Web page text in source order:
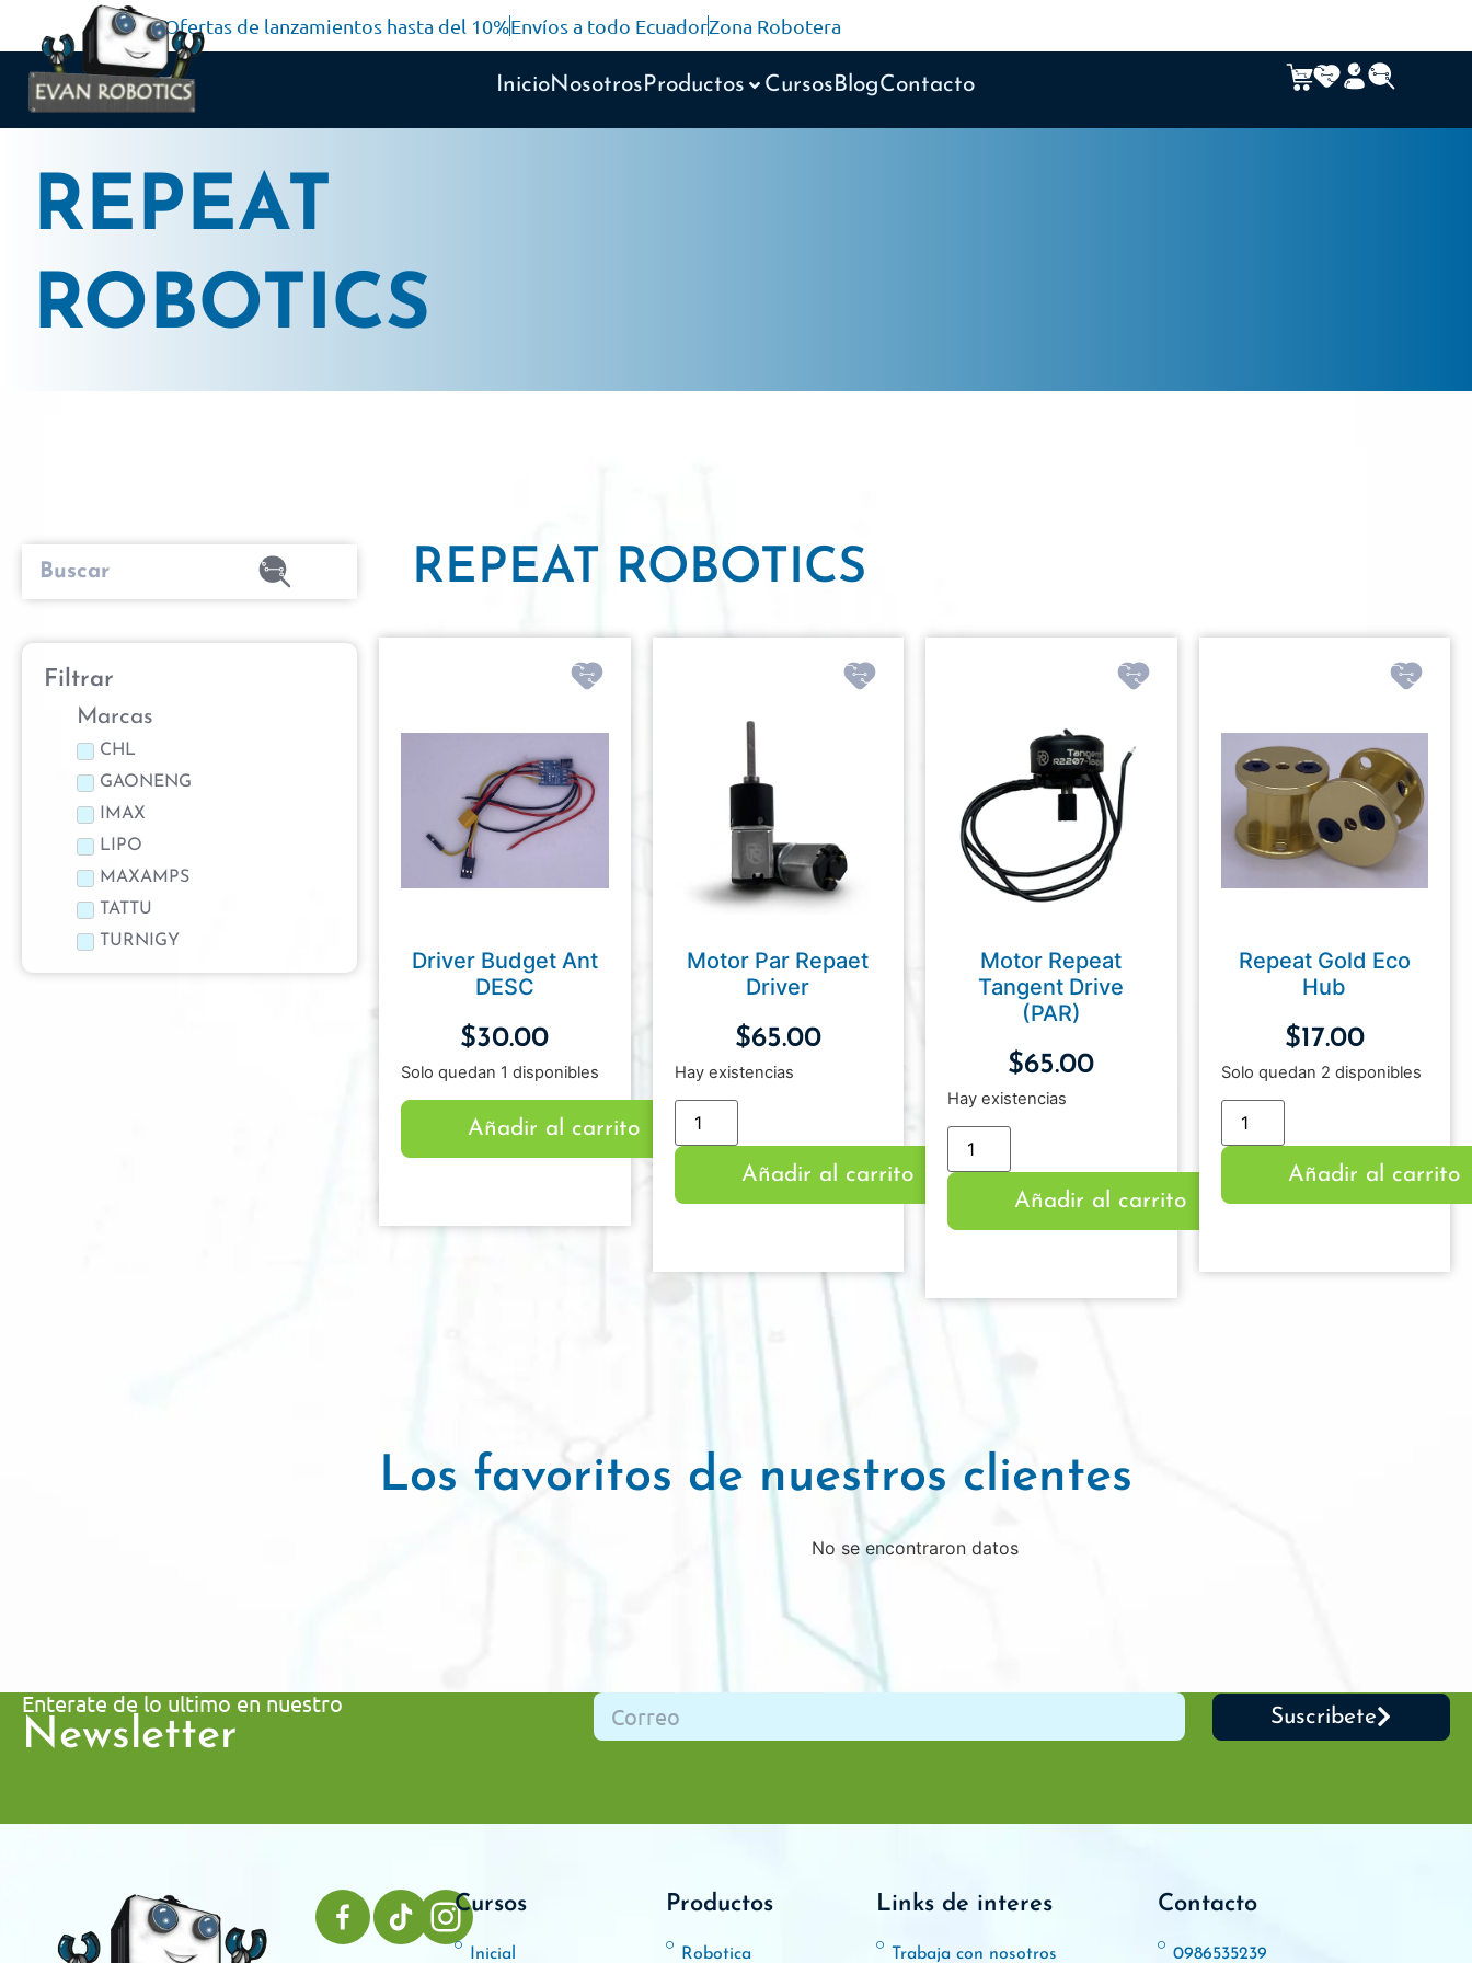
Ofertas de lanzamientos hasta del 10%Envíos a todo EcuadorZona Robotera
InicioNosotros Productos Cursos BlogContacto
REPEAT
ROBOTICS
Filtrar
Marcas
CHL
GAONENG
IMAX
LIPO
MAXAMPS
TATTU
TURNIGY
REPEAT ROBOTICS
Driver Budget Ant
DESC
$30.00
Solo quedan 1 disponibles
Añadir al carrito
Motor Par Repaet
Driver
$65.00
Hay existencias
Añadir al carrito
Motor Repeat
Tangent Drive
(PAR)
$65.00
Hay existencias
Añadir al carrito
Repeat Gold Eco
Hub
$17.00
Solo quedan 2 disponibles
Añadir al carrito
Los favoritos de nuestros clientes
No se encontraron datos
Enterate de lo ultimo en nuestro
Newsletter Suscribete
Cursos
Inicial
Productos
Robotica
Links de interes
Trabaja con nosotros
Contacto
0986535239